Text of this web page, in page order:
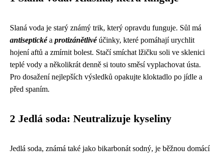
Slaná voda je starý známý trik, který opravdu funguje. Sůl má
antiseptickéa protizánětlivéúčinky, které pomáhají urychlit
hojení aftů a zmírnit bolest. Stačí smíchat lžičku soli ve sklenici
teplé vody a několikrát denně si touto směsí vyplachovat ústa.
Pro dosažení nejlepších výsledků opakujte kloktadlo po jídle a
před spaním.
2 Jedlá soda: Neutralizuje kyseliny
Jedlá soda, známá také jako bikarbonát sodný, je běžnou domácí